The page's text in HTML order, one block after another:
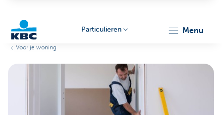
Particulieren menu
Voor je woning